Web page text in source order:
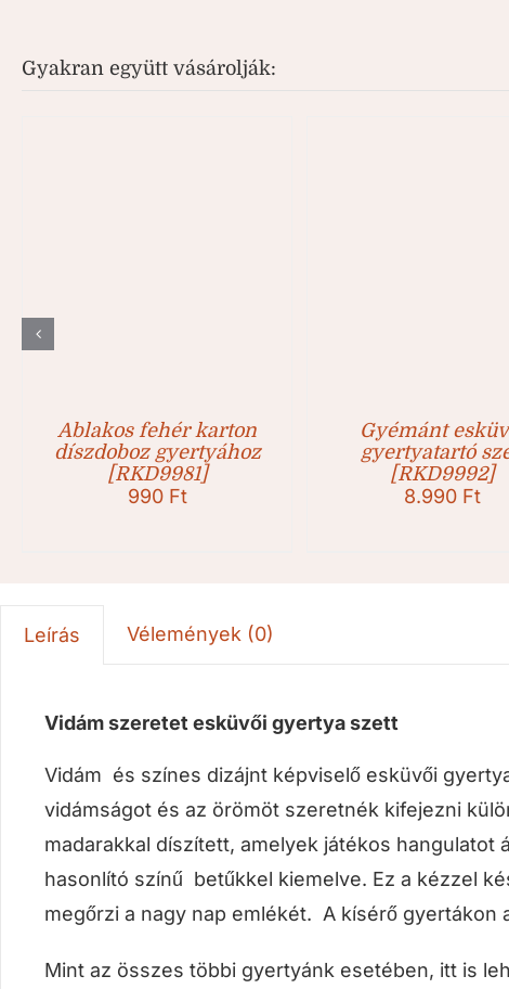
Gyakran együtt vásárolják:
Ablakos fehér karton
díszdoboz gyertyához
[RKD9981]
990 Ft
Gyémánt
gyertyatartó
[RKD9992]
8.990 Ft
Leírás Vélemények (0)
Vidám szeretet esküvői gyertya szett
Vidám és színes dizájnt képviselő esküvői
vidámságot és az örömöt szeretnék kifejezni
madarakkal díszített, amelyek játékos hangulatot
hasonlító színű betűkkel kiemelve. Ez a kézzel
megőrzi a nagy nap emlékét. A kísérő
Mint az összes többi gyertyánk esetében, itt is